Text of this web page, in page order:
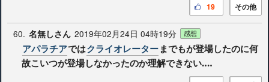
その他
19
60. 名無しさん 2019年02月24日 04時19分 感想
アパラチアではクライオレーターまでもが登場したのに何
故こいつが登場しなかったのか理解できない‥‥